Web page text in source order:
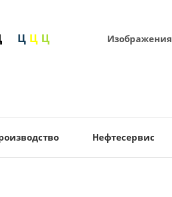
Изображения
Нефтесервис